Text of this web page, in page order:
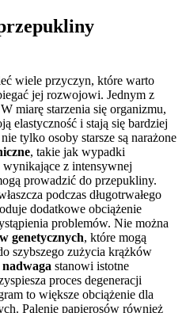
wiele przyczyn, które warto
jej rozwojowi. Jednym z
miarę starzenia się organizmu,
elastyczność i stają się bardziej
tylko osoby starsze są narażone
, takie jak wypadki
z intensywnej
prowadzić do przepukliny.
podczas długotrwałego
dodatkowe obciążenie
problemów. Nie można
genetycznych, które mogą
szybszego zużycia krążków
nadwaga stanowi istotne
proces degeneracji
to większe obciążenie dla
Palenie papierosów również